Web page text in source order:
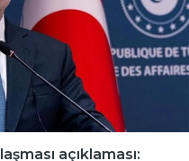
açıklaması: